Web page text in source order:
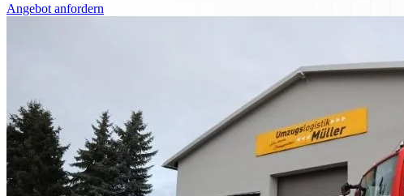
Angebot anfordern